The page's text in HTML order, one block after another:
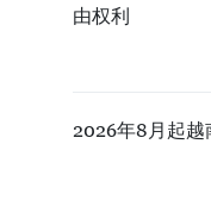
由权利
2026年8月起越